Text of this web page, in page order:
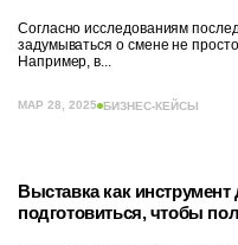
Согласно исследованиям
задумываться о смене не
Например, в...
МАР 28, 2025 БИЗНЕС-КЕЙСЫ
Выставка как инструмент
подготовиться, чтобы